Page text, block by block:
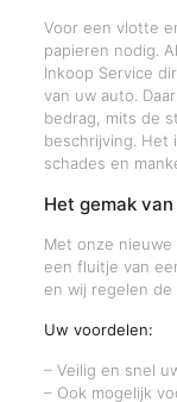
Voor een vlotte
papieren nodig.
Inkoop Service
van uw auto.
bedrag, mits de
beschrijving. Het
schades en
Het gemak
Met onze
een fluitje van
en wij regelen de
Uw voordelen:
– Veilig en snel
– Ook mogelijk